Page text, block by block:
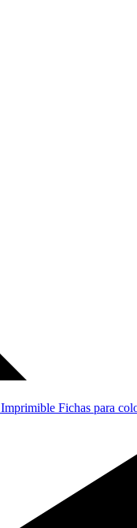
Imprimible Fichas para